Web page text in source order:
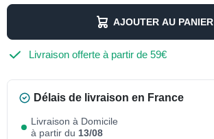
AJOUTER AU PANIER
Livraison offerte à partir de 59€
Délais de livraison en France
Livraison à Domicile
à partir du 13/08